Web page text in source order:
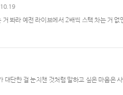
봐라 예전 라이브에서 2배씩 스택 차는 거
단한 걸 눈치챈 것처럼 말하고 싶은 마음은